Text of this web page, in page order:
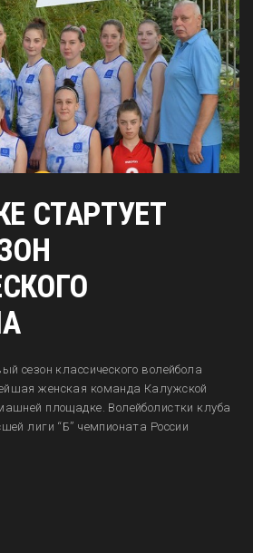
СТАРТУЕТ
сезон классического волейбола
женская команда Калужской
площадке. Волейболистки клуба
лиги “Б” чемпионата России